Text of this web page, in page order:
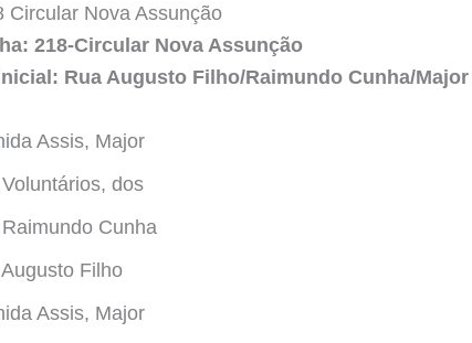
Circular Nova Assunção
218-Circular Nova Assunção
Rua Augusto Filho/Raimundo Cunha/
Assis, Major
dos
Cunha
Filho
Assis, Major